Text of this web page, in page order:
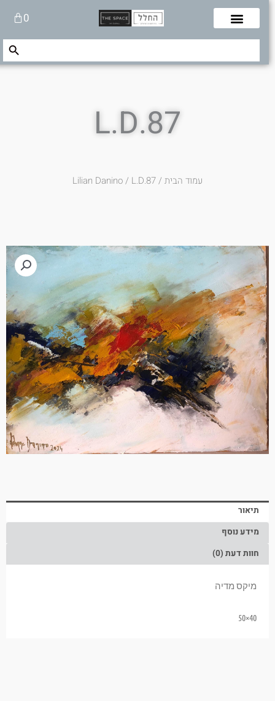
0עגלת
קניות
Search
Search Button
L.D.87
עמוד הבית/
Lilian Danino/ L.D.87
תיאור
מידע נוסף
חוות דעת (0)
מיקס מדיה
40×50